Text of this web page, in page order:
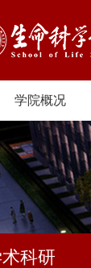
学院概况
科研